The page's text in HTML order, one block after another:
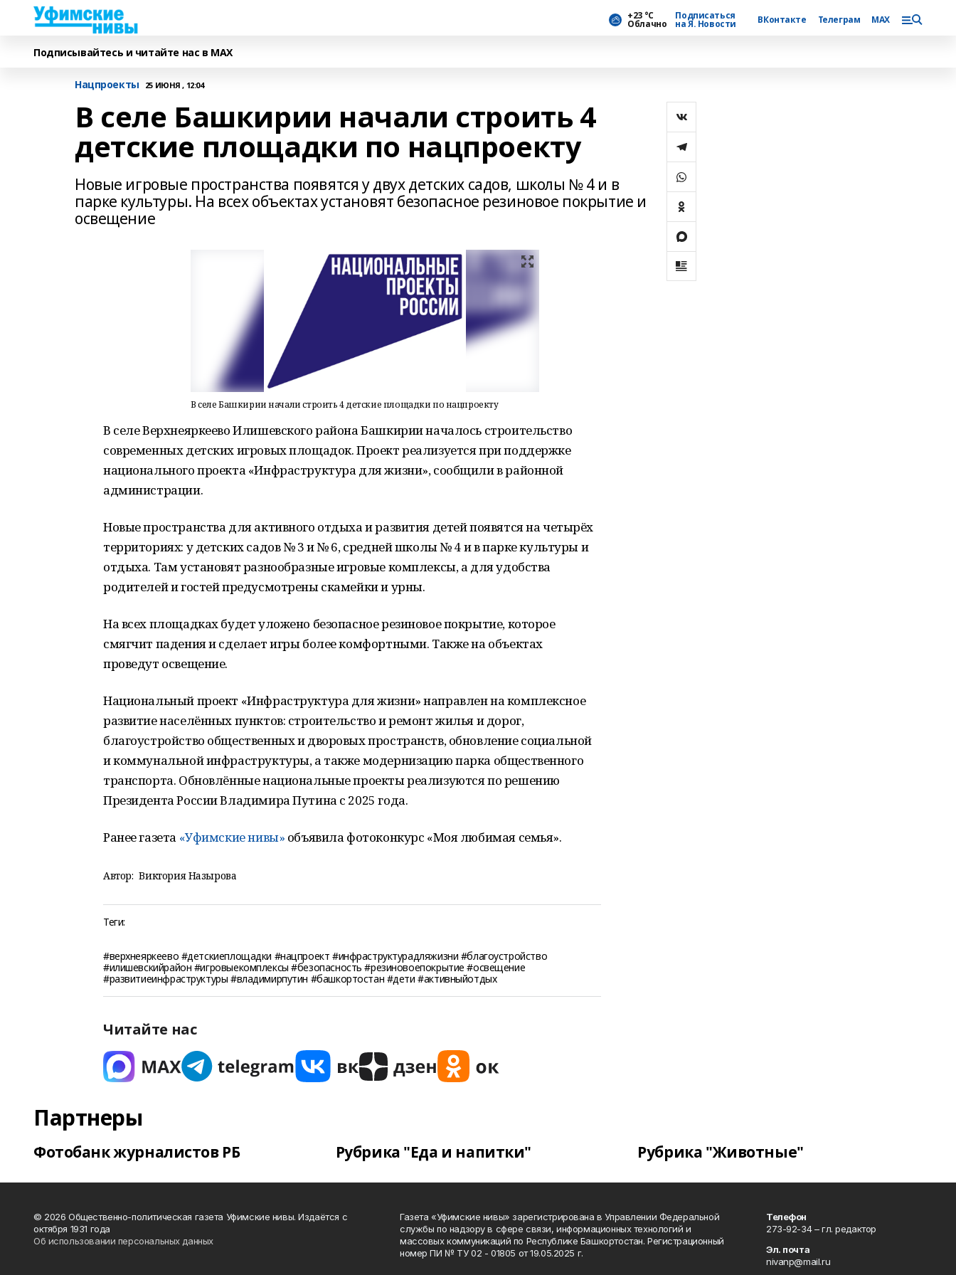
+23 °С
Облачно
Подписаться
на Я. Новости ВКонтакте Телеграм MAX
Подписывайтесь и читайте нас в MAX
Нацпроекты 25 ИЮНЯ , 12:04
В селе Башкирии начали строить 4
детские площадки по нацпроекту
Новые игровые пространства появятся у двух детских садов, школы № 4 и в
парке культуры. На всех объектах установят безопасное резиновое покрытие и
освещение
В селе Башкирии начали строить 4 детские площадки по нацпроекту
В селе Верхнеяркеево Илишевского района Башкирии началось строительство
современных детских игровых площадок. Проект реализуется при поддержке
национального проекта «Инфраструктура для жизни», сообщили в районной
администрации.
Новые пространства для активного отдыха и развития детей появятся на четырёх
территориях: у детских садов № 3 и № 6, средней школы № 4 и в парке культуры и
отдыха. Там установят разнообразные игровые комплексы, а для удобства
родителей и гостей предусмотрены скамейки и урны.
На всех площадках будет уложено безопасное резиновое покрытие, которое
смягчит падения и сделает игры более комфортными. Также на объектах
проведут освещение.
Национальный проект «Инфраструктура для жизни» направлен на комплексное
развитие населённых пунктов: строительство и ремонт жилья и дорог,
благоустройство общественных и дворовых пространств, обновление социальной
и коммунальной инфраструктуры, а также модернизацию парка общественного
транспорта. Обновлённые национальные проекты реализуются по решению
Президента России Владимира Путина с 2025 года.
Ранее газета «Уфимские нивы» объявила фотоконкурс «Моя любимая семья».
Автор: Виктория Назырова
Теги:
#верхнеяркеево #детскиеплощадки #нацпроект #инфраструктурадляжизни #благоустройство
#илишевскийрайон #игровыекомплексы #безопасность #резиновоепокрытие #освещение
#развитиеинфраструктуры #владимирпутин #башкортостан #дети #активныйотдых
Читайте нас
Партнеры
Фотобанк журналистов РБ Рубрика "Еда и напитки" Рубрика "Животные"
© 2026 Общественно-политическая газета Уфимские нивы. Издаётся с
октября 1931 года
Об использовании персональных данных
Газета «Уфимские нивы» зарегистрирована в Управлении Федеральной
службы по надзору в сфере связи, информационных технологий и
массовых коммуникаций по Республике Башкортостан. Регистрационный
номер ПИ № ТУ 02 - 01805 от 19.05.2025 г.
Телефон
273-92-34 – гл. редактор
Эл. почта
nivanp@mail.ru